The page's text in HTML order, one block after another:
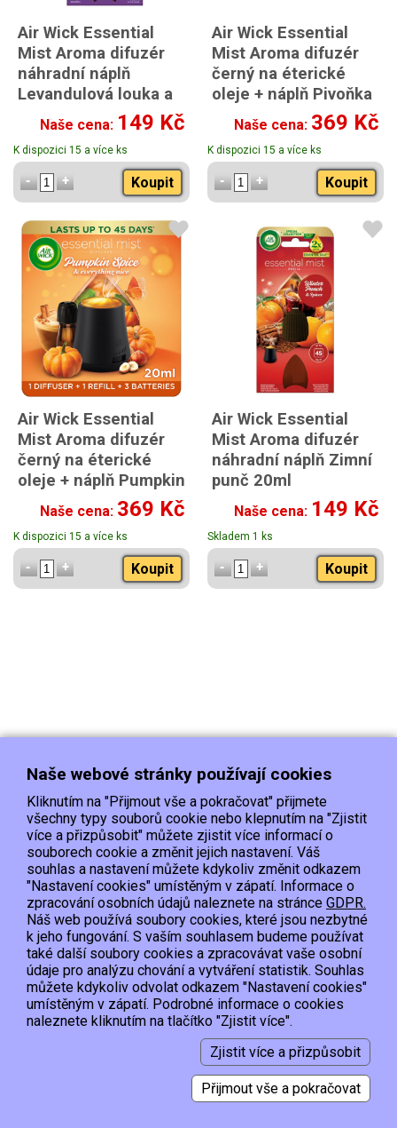
Air Wick Essential
Mist Aroma difuzér
náhradní náplň
Levandulová louka a
modré kvítky 20ml
Naše cena: 149 Kč
K dispozici 15 a více ks
Koupit
Air Wick Essential
Mist Aroma difuzér
černý na éterické
oleje + náplň Pivoňka
a jasmín 20ml
Naše cena: 369 Kč
K dispozici 15 a více ks
Koupit
Air Wick Essential
Mist Aroma difuzér
černý na éterické
oleje + náplň Pumpkin
Spice 20ml
Naše cena: 369 Kč
K dispozici 15 a více ks
Koupit
Air Wick Essential
Mist Aroma difuzér
náhradní náplň Zimní
punč 20ml
Naše cena: 149 Kč
Skladem 1 ks
Koupit
Doprava Platba
Kontakt/Reklamace
Obchodní podmínky
Ochrana os.údajů
EET :Podle zákona o evidenci tržeb je prodávající povinen vystavit kupujícímu
Zároveň je povinen zaevidovat přijatou tržbu u správce daně online; v případě
technického výpadku pak nejpozději do 48 hodin.
Copyright © 2015, Hypervyprodej.cz, všechna práva vyhrazena
2026 © Smartware s.r.o.,Redakční systém MultiCMS
Nastavení cookies
Naše webové stránky používají cookies
Kliknutím na "Přijmout vše a pokračovat" přijmete
všechny typy souborů cookie nebo klepnutím na "Zjistit
více a přizpůsobit" můžete zjistit více informací o
souborech cookie a změnit jejich nastavení. Váš
souhlas a nastavení můžete kdykoliv změnit odkazem
"Nastavení cookies" umístěným v zápatí. Informace o
zpracování osobních údajů naleznete na stránce GDPR.
Náš web používá soubory cookies, které jsou nezbytné
k jeho fungování. S vaším souhlasem budeme používat
také další soubory cookies a zpracovávat vaše osobní
údaje pro analýzu chování a vytváření statistik. Souhlas
můžete kdykoliv odvolat odkazem "Nastavení cookies"
umístěným v zápatí. Podrobné informace o cookies
naleznete kliknutím na tlačítko "Zjistit více".
Zjistit více a přizpůsobit
Přijmout vše a pokračovat